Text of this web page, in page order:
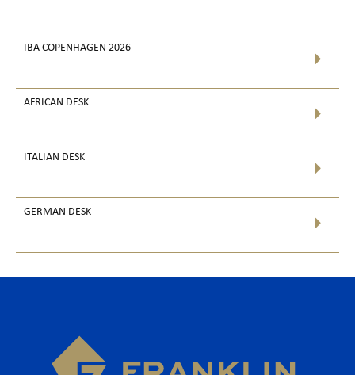
IBA COPENHAGEN 2026
AFRICAN DESK
ITALIAN DESK
GERMAN DESK